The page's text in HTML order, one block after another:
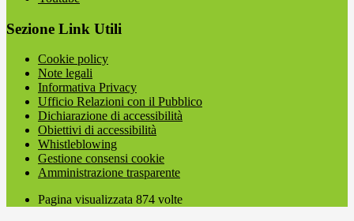
Sezione Link Utili
Cookie policy
Note legali
Informativa Privacy
Ufficio Relazioni con il Pubblico
Dichiarazione di accessibilità
Obiettivi di accessibilità
Whistleblowing
Gestione consensi cookie
Amministrazione trasparente
Pagina visualizzata 874 volte